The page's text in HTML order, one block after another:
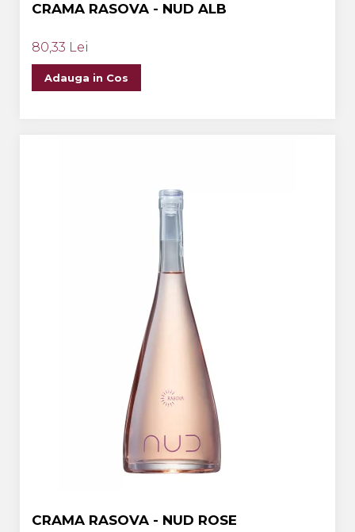
CRAMA RASOVA - NUD ALB
80,33 Lei
Adauga in Cos
CRAMA RASOVA - NUD ROSE